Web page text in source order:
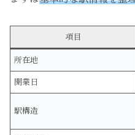
項目
所在地
開業日
駅構造